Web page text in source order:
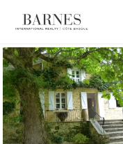
VENDU PAR BARNES